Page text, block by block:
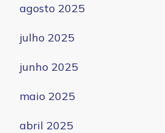
agosto 2025
julho 2025
junho 2025
maio 2025
abril 2025